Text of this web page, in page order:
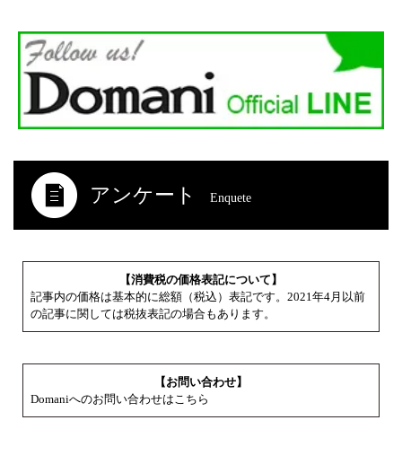
アンケート Enquete
【消費税の価格表記について】
記事内の価格は基本的に総額（税込）表記です。2021年4月以前
の記事に関しては税抜表記の場合もあります。
【お問い合わせ】
Domaniへのお問い合わせはこちら